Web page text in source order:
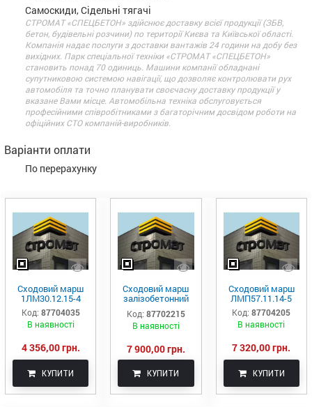
Самоскиди, Сідельні тягачі
СТРОМАТ «СПЕЦБЕТОН» здійснює доставку всієї продукції (ЗБВ,
бетон, будівельні розчини) по території Києва та Київської області.
Компанія надає послуги з доставки вантажів 24 години на добу без
вихідних. Парк спеціальної техніки «СТРОМАТ «СПЕЦБЕТОН»
становить понад 70 одиниць. Машини компанії обладнані
супутниковою системою навігації, що дозволяє контролювати рух
автомобіля та точно планувати своєчасну доставку продукції у
вказане Вами місце. Автомобільна техніка обслуговується
професійними співробітниками з багаторічним досвідом роботи на
офіційних СТО компаній-виробників.
Варіанти оплати
По перерахунку
Сходовий марш
1ЛМ30.12.15-4
Код: 87704035
В наявності
4 356,00 грн.
КУПИТИ
Сходовий марш
залізобетонний
ЛМП60.11.15-5-3
Код: 87702215
В наявності
7 900,00 грн.
КУПИТИ
Сходовий марш
ЛМП57.11.14-5
Код: 87704205
В наявності
7 320,00 грн.
КУПИТИ